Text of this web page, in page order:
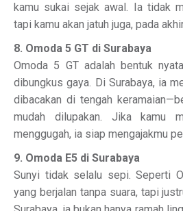
kamu sukai sejak awal. Ia tidak
tapi kamu akan jatuh juga, pada
8. Omoda 5 GT di Surabaya
Omoda 5 GT adalah bentuk
dibungkus gaya. Di Surabaya, ia
dibacakan di tengah
mudah dilupakan. Jika kamu
menggugah, ia siap mengajakmu
9. Omoda E5 di Surabaya
Sunyi tidak selalu sepi. Seperti
yang berjalan tanpa suara, tapi